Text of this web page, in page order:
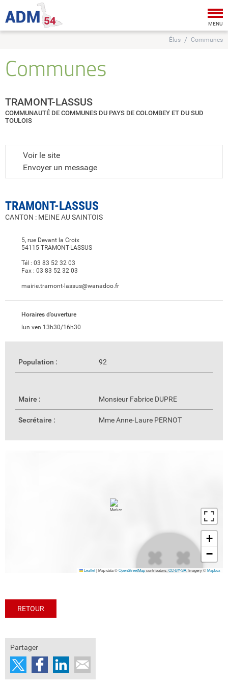
MENU
Élus Communes
Communes
TRAMONT-LASSUS
COMMUNAUTÉ DE COMMUNES DU PAYS DE COLOMBEY ET DU SUD
TOULOIS
Voir le site
Envoyer un message
TRAMONT-LASSUS
CANTON : MEINE AU SAINTOIS
5, rue Devant la Croix
54115 TRAMONT-LASSUS
Tél : 03 83 52 32 03
Fax : 03 83 52 32 03
mairie.tramont-lassus@wanadoo.fr
Horaires d'ouverture
lun ven 13h30/16h30
Population : 92
Maire : Monsieur Fabrice DUPRE
Secrétaire : Mme Anne-Laure PERNOT
+
−
Leaflet|Map data ©OpenStreetMapcontributors, CC-BY-SA , Imagery ©Mapbox
RETOUR
Partager